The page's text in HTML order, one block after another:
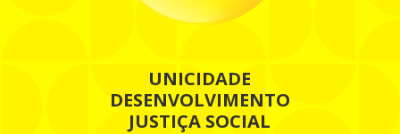
UNICIDADE
DESENVOLVIMENTO
JUSTIÇA SOCIAL